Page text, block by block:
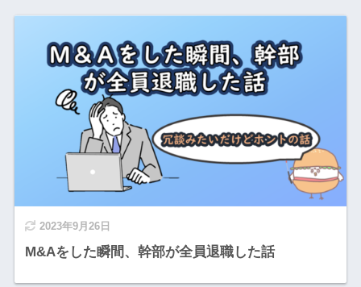
2023年9月26日
M&Aをした瞬間、幹部が全員退職した話